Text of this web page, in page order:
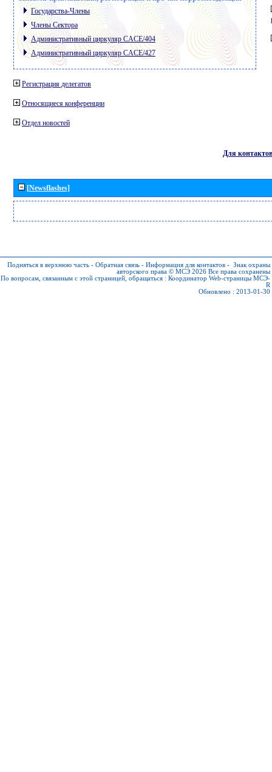
Государства-Члены
Члены Сектора
Административный циркуляр CACE/404
Административный циркуляр CACE/427
Регистрация делегатов
Относящиеся конференции
Отдел новостей
Для контактов
[Newsflashes]
Подняться в верхнюю часть - Обратная связь - Информация для контактов - Знак охраны
авторского права © МСЭ 2026 Все права сохранены
По вопросам, связанным с этой страницей, обращаться : Координатор Web-страницы МСЭ-
R
Обновлено : 2013-01-30